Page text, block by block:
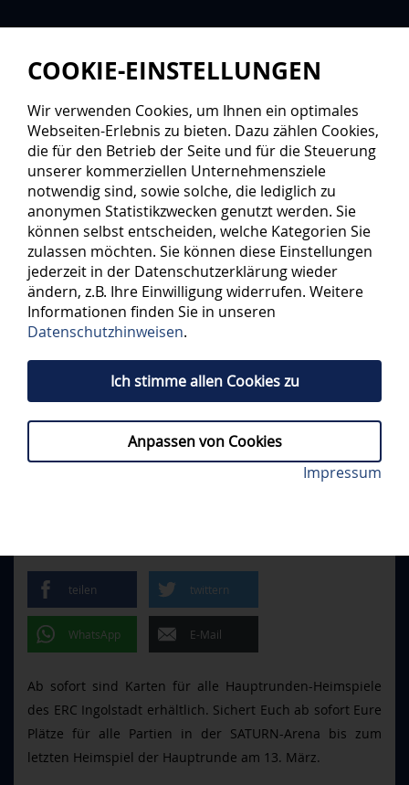
Die Panther live erleben! Foto: Johannes Traub/JT-
// DONNERSTAG, 27.11.2025
teilen twittern
WhatsApp E-Mail
Ab sofort sind Karten für alle Hauptrunden-Heimspiele
des ERC Ingolstadt erhältlich. Sichert Euch ab sofort Eure
Plätze für alle Partien in der SATURN-Arena bis zum
letzten Heimspiel der Hauptrunde am 13. März.
COOKIE-EINSTELLUNGEN
Wir verwenden Cookies, um Ihnen ein optimales
Webseiten-Erlebnis zu bieten. Dazu zählen Cookies,
die für den Betrieb der Seite und für die Steuerung
unserer kommerziellen Unternehmensziele
notwendig sind, sowie solche, die lediglich zu
anonymen Statistikzwecken genutzt werden. Sie
können selbst entscheiden, welche Kategorien Sie
zulassen möchten. Sie können diese Einstellungen
jederzeit in der Datenschutzerklärung wieder
ändern, z.B. Ihre Einwilligung widerrufen. Weitere
Informationen finden Sie in unseren
Datenschutzhinweisen.
Ich stimme allen Cookies zu
Anpassen von Cookies
Impressum